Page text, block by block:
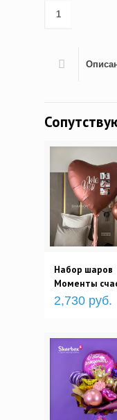
Набор шаров
Моменты
2,730 руб.